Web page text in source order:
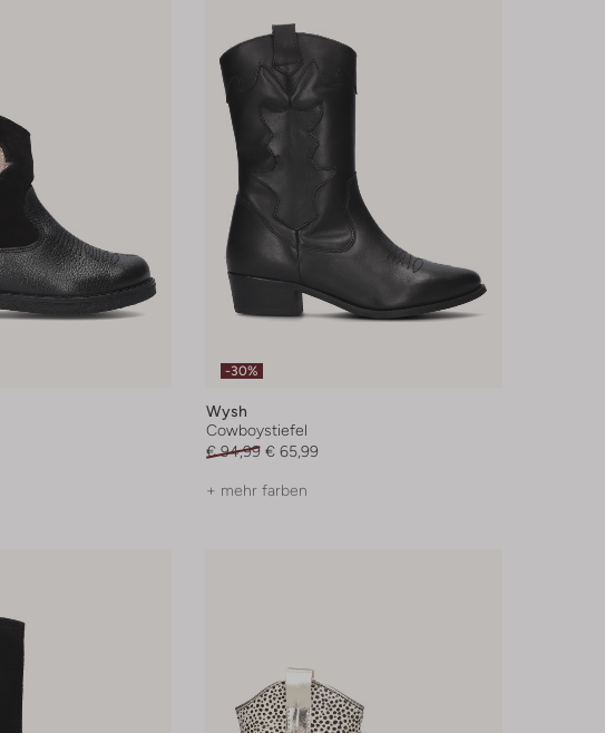
-30%
Wysh
Cowboystiefel
€ 94,99 € 65,99
+ mehr farben